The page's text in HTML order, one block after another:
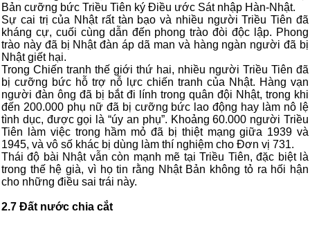
Bản cưỡng bức Triều Tiên ký Điều ước Sát nhập Hàn-Nhật.
Sự cai trị của Nhật rất tàn bạo và nhiều người Triều Tiên đã
kháng cự, cuối cùng dẫn đến phong trào đòi độc lập. Phong
trào này đã bị Nhật đàn áp dã man và hàng ngàn người đã bị
Nhật giết hại.
Trong Chiến tranh thế giới thứ hai, nhiều người Triều Tiên đã
bị cưỡng bức hỗ trợ nỗ lực chiến tranh của Nhật. Hàng vạn
người đàn ông đã bị bắt đi lính trong quân đội Nhật, trong khi
đến 200.000 phụ nữ đã bị cưỡng bức lao động hay làm nô lệ
tình dục, được gọi là “úy an phụ”. Khoảng 60.000 người Triều
Tiên làm việc trong hầm mỏ đã bị thiệt mạng giữa 1939 và
1945, và vô số khác bị dùng làm thí nghiệm cho Đơn vị 731.
Thái độ bài Nhật vẫn còn mạnh mẽ tại Triều Tiên, đặc biệt là
trong thế hệ già, vì họ tin rằng Nhật Bản không tỏ ra hối hận
cho những điều sai trái này.
2.7 Đất nước chia cắt